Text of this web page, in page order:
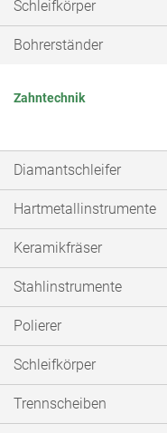
Schleifkörper
Bohrerständer
Zahntechnik
Diamantschleifer
Hartmetallinstrumente
Keramikfräser
Stahlinstrumente
Polierer
Schleifkörper
Trennscheiben